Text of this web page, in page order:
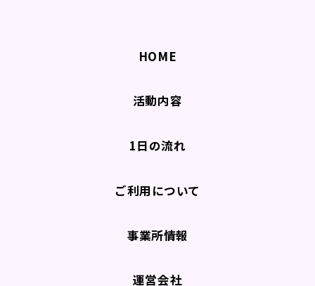
HOME
活動内容
1日の流れ
ご利用について
事業所情報
運営会社